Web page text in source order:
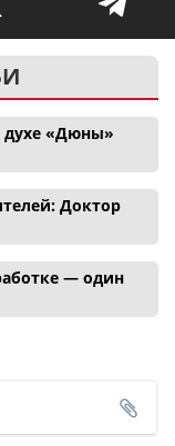
духе «Дюны»
Доктор
— один